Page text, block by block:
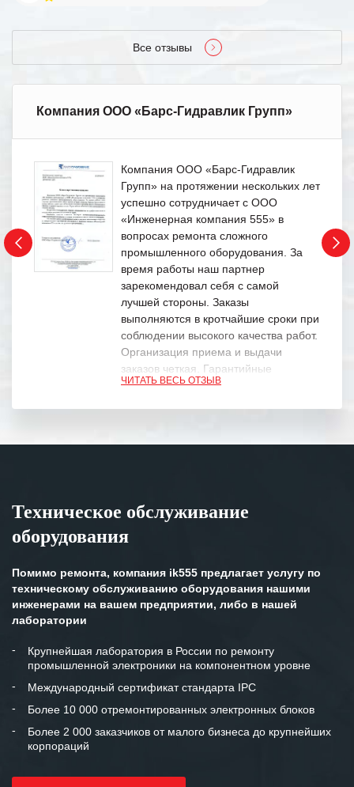
Все отзывы
Компания ООО «Барс-Гидравлик Групп»
Компания ООО «Барс-Гидравлик
Групп» на протяжении нескольких лет
успешно сотрудничает с ООО
«Инженерная компания 555» в
вопросах ремонта сложного
промышленного оборудования. За
время работы наш партнер
зарекомендовал себя с самой
лучшей стороны. Заказы
выполняются в кротчайшие сроки при
соблюдении высокого качества работ.
Организация приема и выдачи
заказов четкая. Гарантийные
обязательства выполняются в
Особенно хочется отметить высокую
клиентоориентированность
готовность помочь в самых сложных
Мы высоко ценим сложившиеся
и доверительные партнерские
отношения и искренне желаем
«Инженерной компании «555» долгих
лет успеха и процветания.
ЧИТАТЬ ВЕСЬ ОТЗЫВ
Техническое обслуживание
оборудования
Помимо ремонта, компания ik555 предлагает услугу по
техническому обслуживанию оборудования нашими
инженерами на вашем предприятии, либо в нашей
лаборатории
Крупнейшая лаборатория в России по ремонту
промышленной электроники на компонентном уровне
Международный сертификат стандарта IPC
Более 10 000 отремонтированных электронных блоков
Более 2 000 заказчиков от малого бизнеса до крупнейших
корпораций